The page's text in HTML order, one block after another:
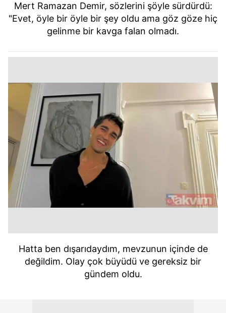
Çerezlere ilişkin tercihlerinizi aşağıda yer alan panel
vasıtasıyla belirleyebilirsiniz. Çerezlere ilişkin detaylı bilgi
için Ayarlar butonuna tıklayabilir,
Çerez Bilgilendirme
Metnimiziziyaret edebilirsiniz.
hazırlanmış Aydınlatma Metnimizi okumak ve sitemizde
ilgili mevzuata uygun olarak kullanılan çerezlerle ilgili bilgi
almak için lütfentıklayınız
Mert Ramazan Demir, sözlerini şöyle sürdürdü:
"Evet, öyle bir öyle bir şey oldu ama göz göze hiç
gelinme bir kavga falan olmadı.
Hatta ben dışarıdaydım, mevzunun içinde de
değildim. Olay çok büyüdü ve gereksiz bir
gündem oldu.